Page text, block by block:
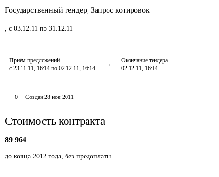
Государственный тендер, Запрос котировок
, с 03.12.11 по 31.12.11
Приём предложений
с 23.11.11, 16:14 по 02.12.11, 16:14
Окончание тендера
02.12.11, 16:14
0 Создан 28 ноя 2011
Стоимость контракта
89 964
до конца 2012 года, без предоплаты